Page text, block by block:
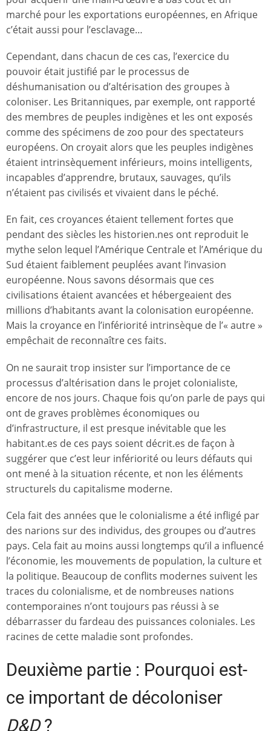
marché pour les exportations européennes, en Afrique
c’était aussi pour l’esclavage…
Cependant, dans chacun de ces cas, l’exercice du
pouvoir était justifié par le processus de
déshumanisation ou d’altérisation des groupes à
coloniser. Les Britanniques, par exemple, ont rapporté
des membres de peuples indigènes et les ont exposés
comme des spécimens de zoo pour des spectateurs
européens. On croyait alors que les peuples indigènes
étaient intrinsèquement inférieurs, moins intelligents,
incapables d’apprendre, brutaux, sauvages, qu’ils
n’étaient pas civilisés et vivaient dans le péché.
En fait, ces croyances étaient tellement fortes que
pendant des siècles les historien.nes ont reproduit le
mythe selon lequel l’Amérique Centrale et l’Amérique du
Sud étaient faiblement peuplées avant l’invasion
européenne. Nous savons désormais que ces
civilisations étaient avancées et hébergeaient des
millions d’habitants avant la colonisation européenne.
Mais la croyance en l’infériorité intrinsèque de l’« autre »
empêchait de reconnaître ces faits.
On ne saurait trop insister sur l’importance de ce
processus d’altérisation dans le projet colonialiste,
encore de nos jours. Chaque fois qu’on parle de pays qui
ont de graves problèmes économiques ou
d’infrastructure, il est presque inévitable que les
habitant.es de ces pays soient décrit.es de façon à
suggérer que c’est leur infériorité ou leurs défauts qui
ont mené à la situation récente, et non les éléments
structurels du capitalisme moderne.
Cela fait des années que le colonialisme a été infligé par
des narions sur des individus, des groupes ou d’autres
pays. Cela fait au moins aussi longtemps qu’il a influencé
l’économie, les mouvements de population, la culture et
la politique. Beaucoup de conflits modernes suivent les
traces du colonialisme, et de nombreuses nations
contemporaines n’ont toujours pas réussi à se
débarrasser du fardeau des puissances coloniales. Les
racines de cette maladie sont profondes.
Deuxième partie : Pourquoi est-
ce important de décoloniser
D&D?